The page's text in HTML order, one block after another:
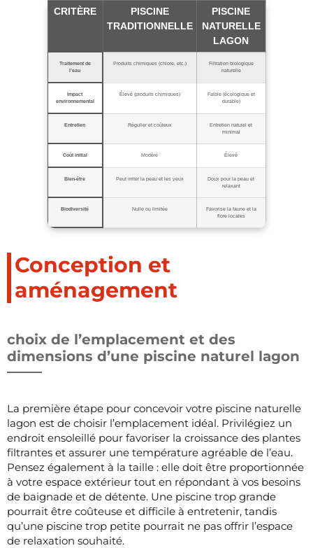
CRITÈRE
PISCINE
TRADITIONNELLE
PISCINE
NATURELLE
LAGON
Traitement de
l’eau
Produits chimiques (chlore, etc.)
Filtration biologique
naturelle
Impact
environnemental
Élevé (produits chimiques)
Faible (écologique et
durable)
Entretien Régulier et coûteux
Entretien naturel et
minimal
Coût initial Modéré Élevé
Bien-être Peut irriter la peau et les yeux
Doux pour la peau et
relaxant
Biodiversité Nulle ou limitée
Favorise la faune et la
flore locales
Conception et
aménagement
choix de l’emplacement et des
dimensions d’une piscine naturel lagon
La première étape pour concevoir votre piscine naturelle
lagon est de choisir l’emplacement idéal. Privilégiez un
endroit ensoleillé pour favoriser la croissance des plantes
filtrantes et assurer une température agréable de l’eau.
Pensez également à la taille : elle doit être proportionnée
à votre espace extérieur tout en répondant à vos besoins
de baignade et de détente. Une piscine trop grande
pourrait être coûteuse et difficile à entretenir, tandis
qu’une piscine trop petite pourrait ne pas offrir l’espace
de relaxation souhaité.